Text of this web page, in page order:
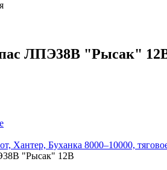
ЛПЭ38В "Рысак"
Хантер, Буханка 8000–10000,
"Рысак" 12В